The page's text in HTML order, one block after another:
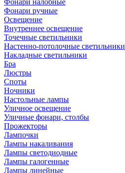
Фонари налобные
Фонари ручные
Освещение
Внутреннее освещение
Точечные светильники
Настенно-потолочные светильники
Накладные светильники
Бра
Люстры
Споты
Ночники
Настольные лампы
Уличное освещение
Уличные фонари, столбы
Прожекторы
Лампочки
Лампы накаливания
Лампы светодиодные
Лампы галогенные
Лампы линейные